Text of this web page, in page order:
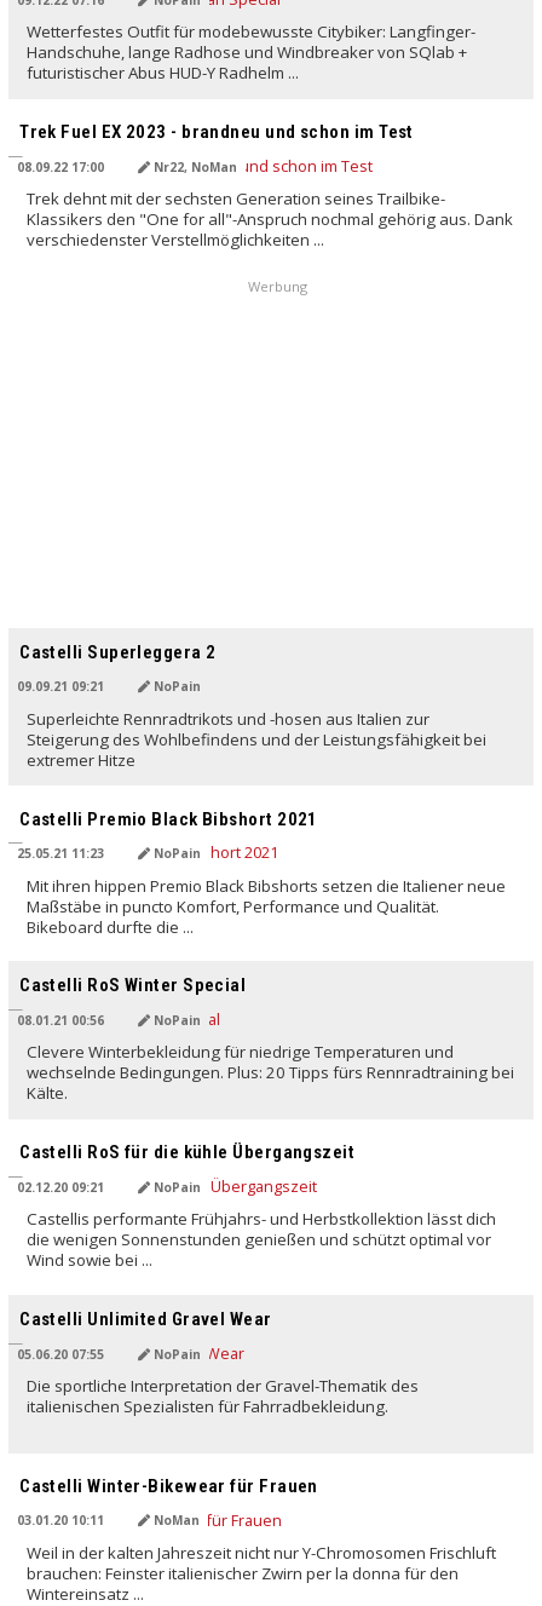
Wetterfestes Outfit für modebewusste Citybiker: Langfinger-
Handschuhe, lange Radhose und Windbreaker von SQlab +
futuristischer Abus HUD-Y Radhelm ...
Trek Fuel EX 2023 - brandneu und schon im Test
08.09.22 17:00 Nr22, NoMan
Trek dehnt mit der sechsten Generation seines Trailbike-
Klassikers den "One for all"-Anspruch nochmal gehörig aus. Dank
verschiedenster Verstellmöglichkeiten ...
Werbung
Castelli Superleggera 2
09.09.21 09:21 NoPain
Superleichte Rennradtrikots und -hosen aus Italien zur
Steigerung des Wohlbefindens und der Leistungsfähigkeit bei
extremer Hitze
Castelli Premio Black Bibshort 2021
25.05.21 11:23 NoPain
Mit ihren hippen Premio Black Bibshorts setzen die Italiener neue
Maßstäbe in puncto Komfort, Performance und Qualität.
Bikeboard durfte die ...
Castelli RoS Winter Special
08.01.21 00:56 NoPain
Clevere Winterbekleidung für niedrige Temperaturen und
wechselnde Bedingungen. Plus: 20 Tipps fürs Rennradtraining bei
Kälte.
Castelli RoS für die kühle Übergangszeit
02.12.20 09:21 NoPain
Castellis performante Frühjahrs- und Herbstkollektion lässt dich
die wenigen Sonnenstunden genießen und schützt optimal vor
Wind sowie bei ...
Castelli Unlimited Gravel Wear
05.06.20 07:55 NoPain
Die sportliche Interpretation der Gravel-Thematik des
italienischen Spezialisten für Fahrradbekleidung.
Castelli Winter-Bikewear für Frauen
03.01.20 10:11 NoMan
Weil in der kalten Jahreszeit nicht nur Y-Chromosomen Frischluft
brauchen: Feinster italienischer Zwirn per la donna für den
Wintereinsatz ...